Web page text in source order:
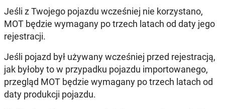
Jeśli z Twojego pojazdu wcześniej nie korzystano,
MOT będzie wymagany po trzech latach od daty jego
rejestracji.
Jeśli pojazd był używany wcześniej przed rejestracją,
jak byłoby to w przypadku pojazdu importowanego,
przegląd MOT będzie wymagany po trzech latach od
daty produkcji pojazdu.